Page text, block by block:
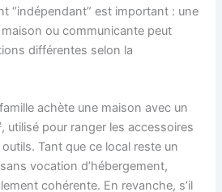
“indépendant” est important : une
ou communicante peut
différentes selon la
achète une maison avec un
utilisé pour ranger les accessoires
Tant que ce local reste un
vocation d’hébergement,
cohérente. En revanche, s’il